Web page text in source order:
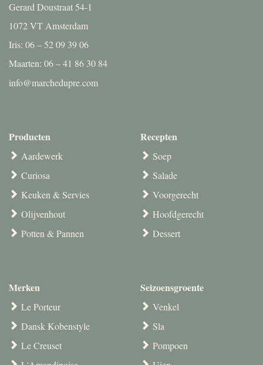
Gerard Doustraat 54-1
1072 VT Amsterdam
Iris: 06 – 52 09 39 06
Maarten: 06 – 41 86 30 84
info@marchedupre.com
Producten
Aardewerk
Curiosa
Keuken & Servies
Olijvenhout
Potten & Pannen
Merken
Le Porteur
Dansk Kobenstyle
Le Creuset
Recepten
Soep
Salade
Voorgerecht
Hoofdgerecht
Dessert
Seizoensgroente
Venkel
Sla
Pompoen